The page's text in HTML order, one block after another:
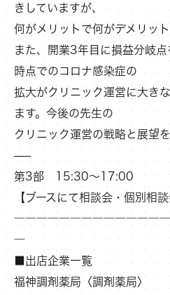
きしていますが、
何がメリットで何がデメリット
また、開業3年目に損益分岐
時点でのコロナ感染症の
拡大がクリニック運営に大き
ます。今後の先生の
クリニック運営の戦略と展望
—–
第3部 15:30～17:00
【ブースにて相談会・個別相談
―
■出店企業一覧
福神調剤薬局〈調剤薬局〉